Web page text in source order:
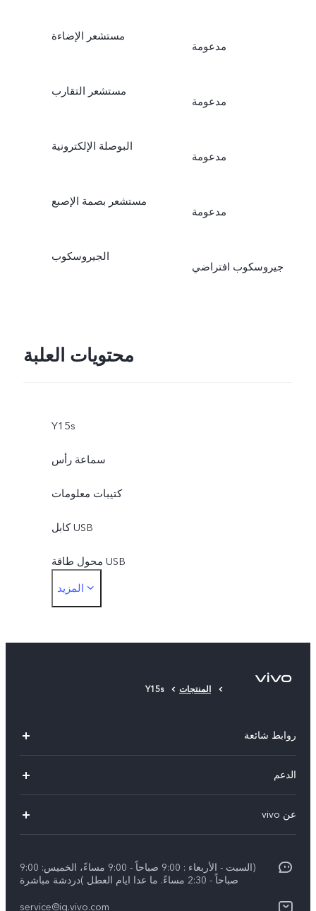
مستشعر الإضاءة
مدعومة
مستشعر التقارب
مدعومة
البوصلة الإلكترونية
مدعومة
مستشعر بصمة الإصبع
مدعومة
الجيروسكوب
جيروسكوب افتراضي
محتويات العلبة
Y15s
سماعة رأس
كتيبات معلومات
كابل USB
محول طاقة USB
أداة إخراج البطاقات
المزيد
المنتجات Y15s
روابط شائعة
Y28
V30 Lite
كل الموديلات
الدعم
مراكز الصيانة
Funtouch OS
عن vivo
الإشعارات القانونية
نبذة عنا
(السبت - الأربعاء : 9:00 صباحاً - 9:00 مساءً، الخميس: 9:00
صباحاً - 2:30 مساءً. ما عدا ايام العطل )دردشة مباشرة
service@iq.vivo.com